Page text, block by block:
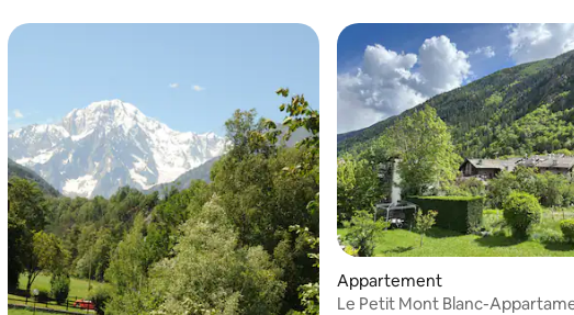
sur la base de 23 commentaires : 4,91 sur 5Appartement
Le Petit Mont Blanc-